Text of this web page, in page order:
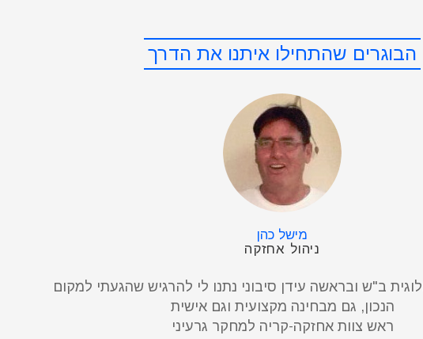
הבוגרים שהתחילו איתנו את הדרך
מישל כהן
ניהול אחזקה
ב"ש ובראשה עידן סיבוני נתנו לי להרגיש שהגעתי למקום
הנכון, גם מבחינה מקצועית וגם אישית
ראש צוות אחזקה-קריה למחקר גרעיני